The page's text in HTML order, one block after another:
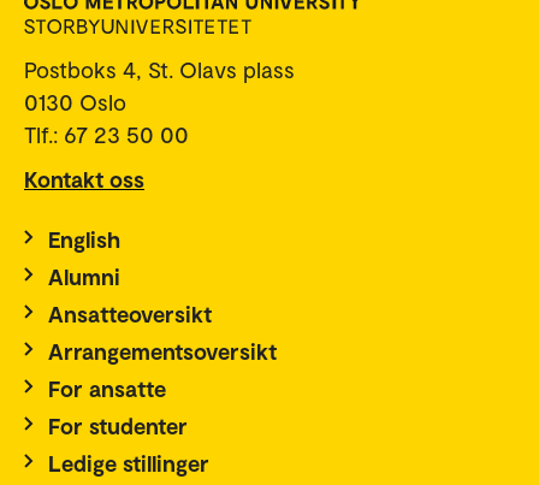
Postboks 4, St. Olavs plass
0130 Oslo
Tlf.: 67 23 50 00
Kontakt oss
English
Alumni
Ansatteoversikt
Arrangementsoversikt
For ansatte
For studenter
Ledige stillinger